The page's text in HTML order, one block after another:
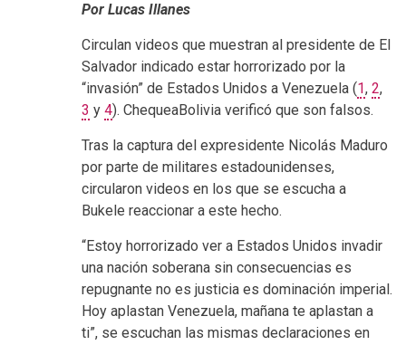
Por Lucas Illanes
Circulan videos que muestran al presidente de El
Salvador indicado estar horrorizado por la
“invasión” de Estados Unidos a Venezuela (1, 2,
3 y 4). ChequeaBolivia verificó que son falsos.
Tras la captura del expresidente Nicolás Maduro
por parte de militares estadounidenses,
circularon videos en los que se escucha a
Bukele reaccionar a este hecho.
“Estoy horrorizado ver a Estados Unidos invadir
una nación soberana sin consecuencias es
repugnante no es justicia es dominación imperial.
Hoy aplastan Venezuela, mañana te aplastan a
ti”, se escuchan las mismas declaraciones en